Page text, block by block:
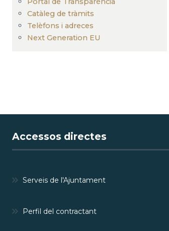
Catàleg de tràmits
Telèfons i adreces
Next Generation EU
Accessos directes
Serveis de l'Ajuntament
Perfil del contractant